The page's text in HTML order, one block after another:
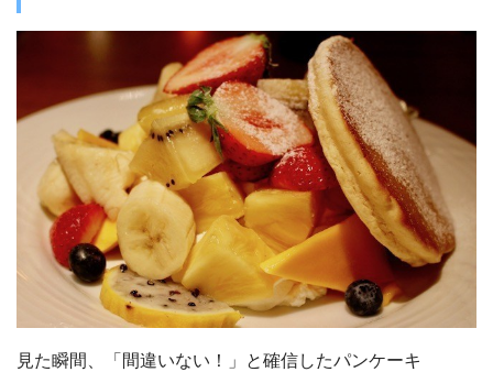
見た瞬間、「間違いない！」と確信したパンケーキ